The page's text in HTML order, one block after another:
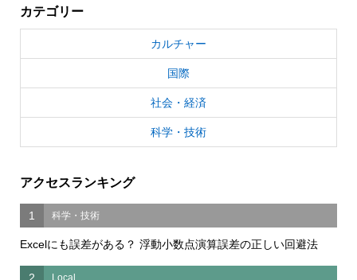
カテゴリー
カルチャー
国際
社会・経済
科学・技術
アクセスランキング
1 科学・技術
Excelにも誤差がある？ 浮動小数点演算誤差の正しい回避法
Local